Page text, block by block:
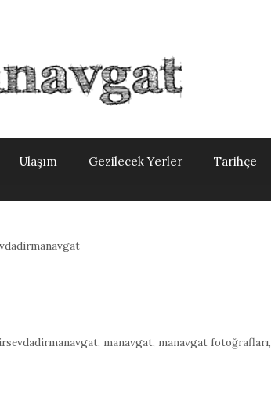
Ulaşım Gezilecek Yerler Tarihçe
, manavgat, manavgat fotoğrafları,